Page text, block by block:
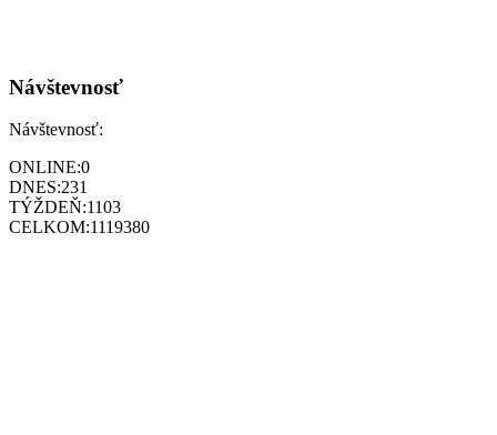
Návštevnosť
Návštevnosť:
ONLINE:0
DNES:231
TÝŽDEŇ:1103
CELKOM:1119380